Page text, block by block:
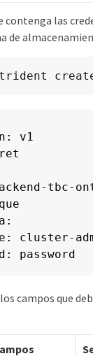
contenga las
de
v1
tbc-
cluster-
password
campos que